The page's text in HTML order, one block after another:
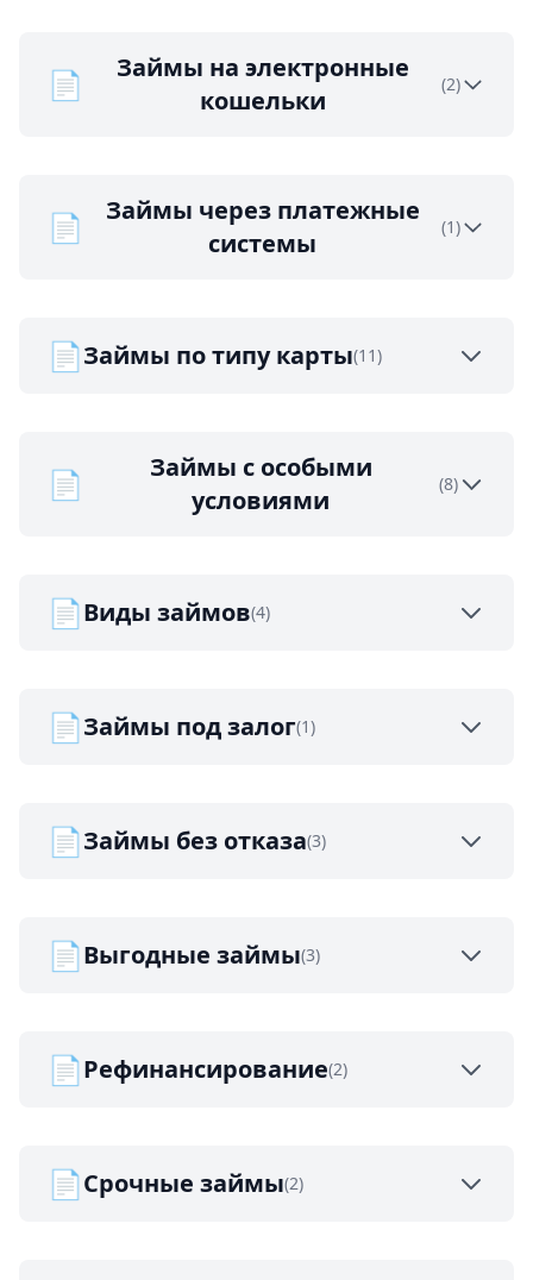
📄
Займы на электронные
кошельки
(2)
📄
Займы через платежные
системы
(1)
📄Займы по типу карты(11)
📄
Займы с особыми
условиями
(8)
📄Виды займов(4)
📄Займы под залог(1)
📄Займы без отказа(3)
📄Выгодные займы(3)
📄Рефинансирование(2)
📄Срочные займы(2)